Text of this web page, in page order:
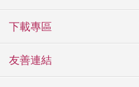
下載專區
友善連結